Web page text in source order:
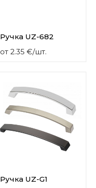
Ручка UZ-682
от 2.35 €/шт.
Ручка UZ-G1